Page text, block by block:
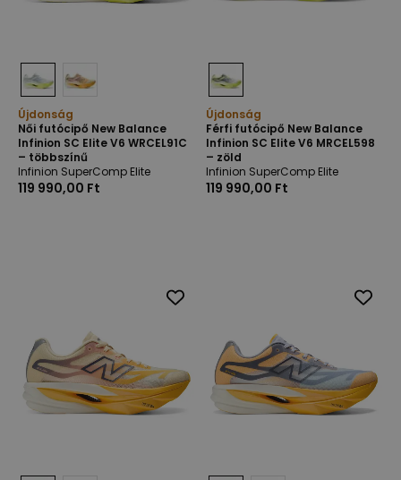
Újdonság
Női futócipő New Balance
Infinion SC Elite V6 WRCEL91C
– többszínű
Infinion SuperComp Elite
119 990,00 Ft
Újdonság
Férfi futócipő New Balance
Infinion SC Elite V6 MRCEL598
– zöld
Infinion SuperComp Elite
119 990,00 Ft